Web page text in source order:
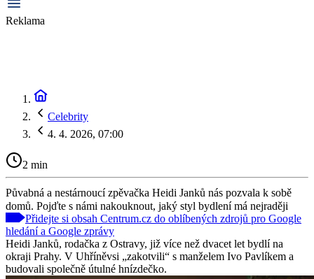
Reklama
Celebrity
4. 4. 2026, 07:00
2 min
Půvabná a nestárnoucí zpěvačka Heidi Janků nás pozvala k sobě
domů. Pojďte s námi nakouknout, jaký styl bydlení má nejraději
Přidejte si obsah Centrum.cz do oblíbených zdrojů pro Google
hledání a Google zprávy
Heidi Janků, rodačka z Ostravy, již více než dvacet let bydlí na
okraji Prahy. V Uhříněvsi „zakotvili“ s manželem Ivo Pavlíkem a
budovali společně útulné hnízdečko.